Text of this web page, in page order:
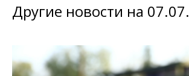
Другие новости на